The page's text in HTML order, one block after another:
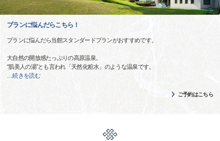
プランに悩んだらこちら！
プランに悩んだら当館スタンダードプランがおすすめです。
大自然の開放感たっぷりの高原温泉。
“肌美人の湯”とも言われ「天然化粧水」のような温泉です。
…続きを読む
ご予約はこちら